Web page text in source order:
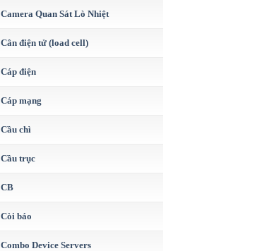
Camera Quan Sát Lò Nhiệt
Cân điện tử (load cell)
Cáp điện
Cáp mạng
Cầu chì
Cầu trục
CB
Còi báo
Combo Device Servers